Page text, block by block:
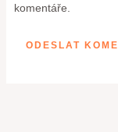
komentáře.